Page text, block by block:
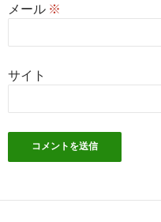
メール ※
サイト